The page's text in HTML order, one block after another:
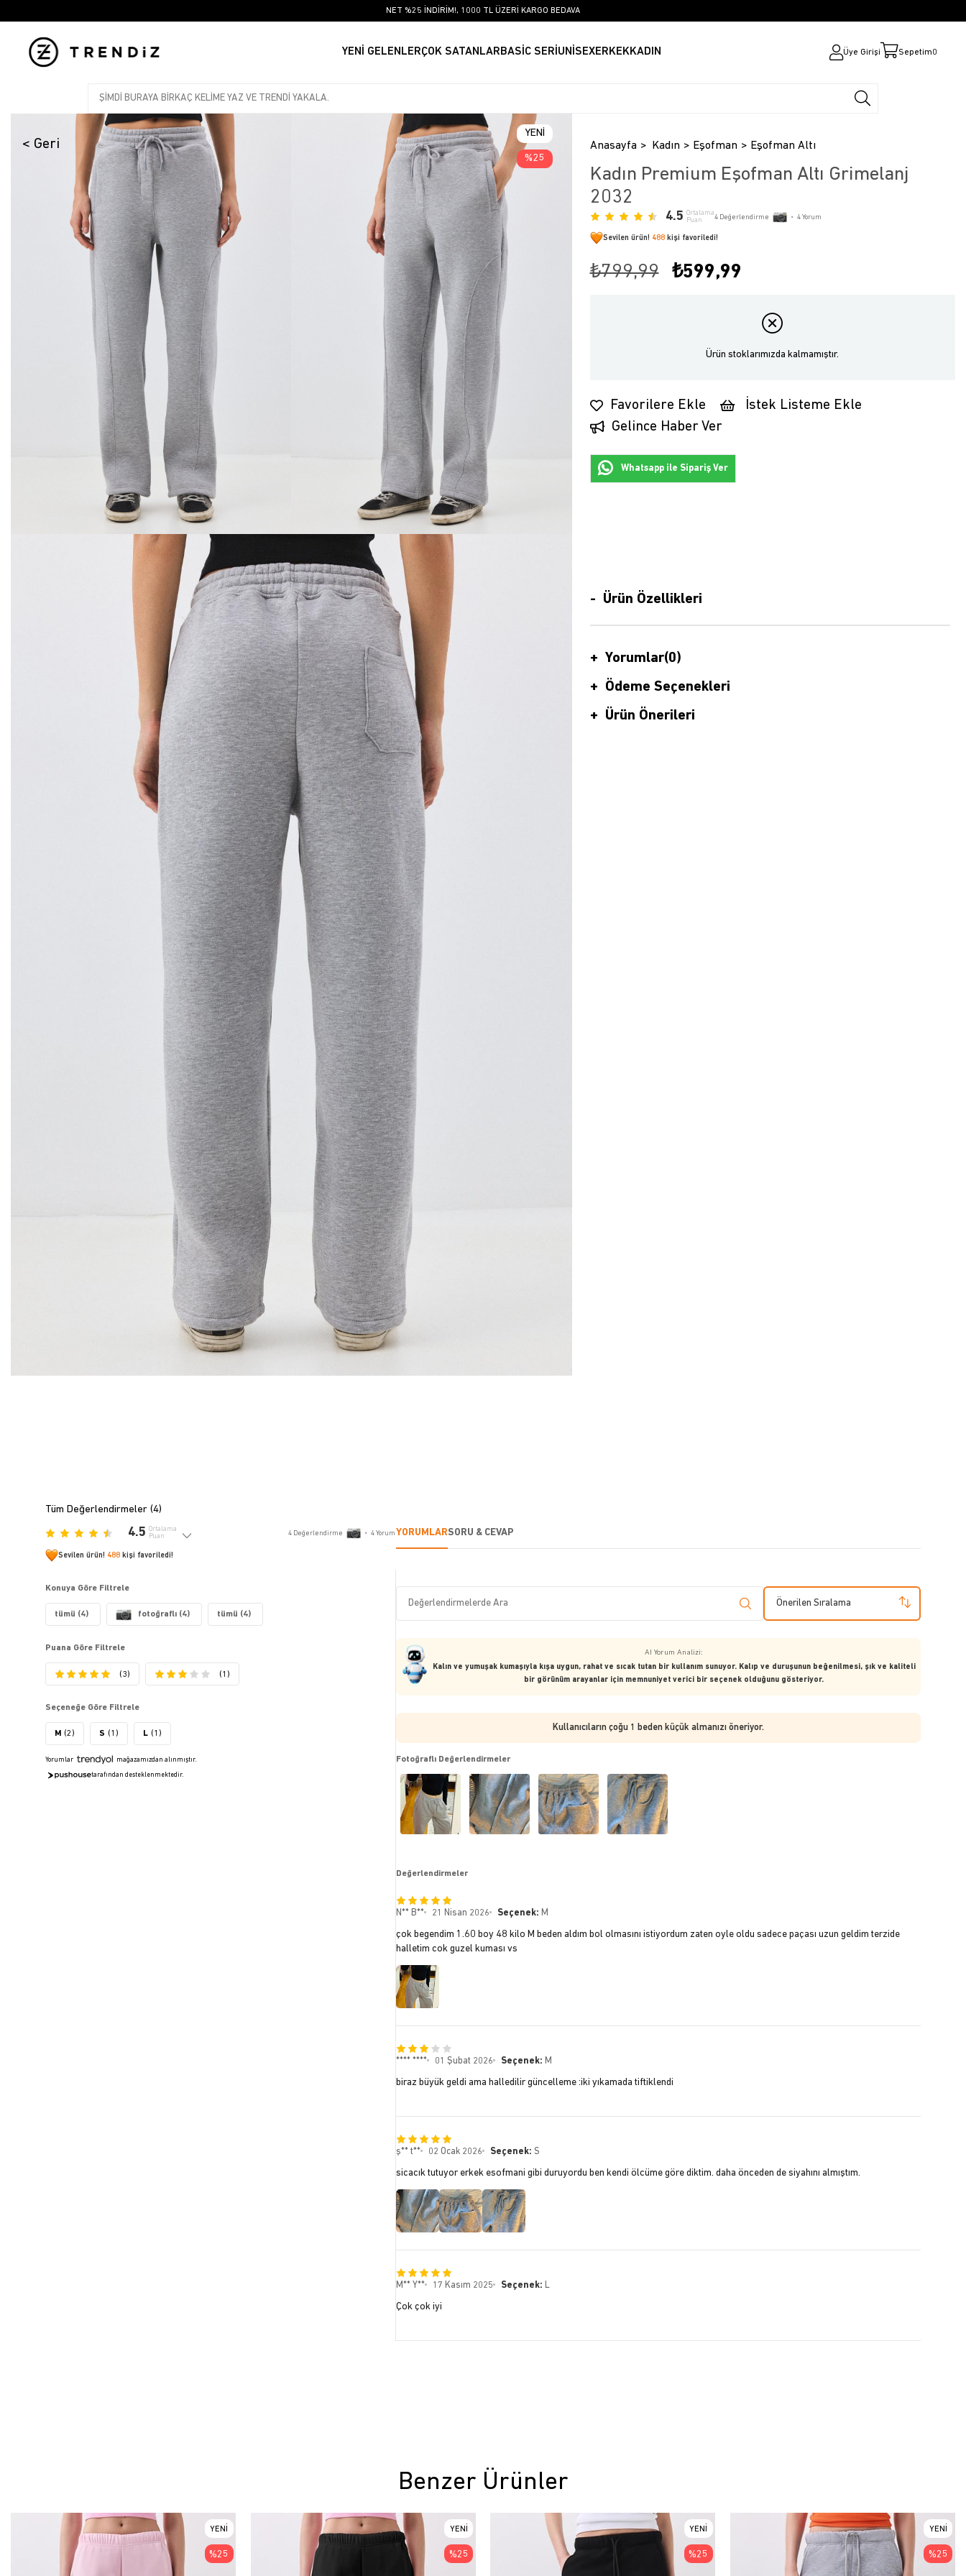
NET %25 İNDİRİM!, 1000 TL ÜZERİ KARGO BEDAVA
YENİ GELENLERÇOK SATANLARBASİC SERİ UNİSEXERKEKKADIN Üye Girişi Sepetim0
YENI
ÜRÜN
25
Anasayfa Kadın Eşofman Eşofman Altı
Kadın Premium Eşofman Altı Grimelanj
2032
4.5 Ortalama
Puan
4Değerlendirme • 4Yorum
Sevilen ürün! 488kişi favoriledi!
₺799,99 ₺599,99
Ürün stoklarımızda kalmamıştır.
Favorilere Ekle
İstek Listeme Ekle
Gelince Haber Ver
Whatsapp ile Sipariş Ver
Ürün Özellikleri
Yorumlar(0)
Ödeme Seçenekleri
Ürün Önerileri
Tüm Değerlendirmeler (4)
4.5 Ortalama
Puan
4Değerlendirme • 4Yorum
Sevilen ürün! 488 kişi favoriledi!
Konuya Göre Filtrele
tümü (4) fotoğraflı (4) tümü (4)
Puana Göre Filtrele
(3) (1)
Seçeneğe Göre Filtrele
M (2) S (1) L (1)
Yorumlar mağazamızdan alınmıştır.
tarafından desteklenmektedir.
YORUMLARSORU & CEVAP
Önerilen Sıralama
AI Yorum Analizi:
Kalın ve yumuşak kumaşıyla kışa uygun, rahat ve sıcak tutan bir kullanım sunuyor. Kalıp ve duruşunun beğenilmesi, şık ve kaliteli
bir görünüm arayanlar için memnuniyet verici bir seçenek olduğunu gösteriyor.
Kullanıcıların çoğu 1 beden küçük almanızı öneriyor.
Fotoğraflı Değerlendirmeler
Değerlendirmeler
N** B** 21 Nisan 2026 Seçenek: M
çok begendim 1.60 boy 48 kilo M beden aldım bol olmasını istiyordum zaten oyle oldu sadece paçası uzun geldim terzide
halletim cok guzel kuması vs
**** **** 01 Şubat 2026 Seçenek: M
biraz büyük geldi ama halledilir güncelleme :iki yıkamada tiftiklendi
ş** t** 02 Ocak 2026 Seçenek: S
sicacık tutuyor erkek esofmani gibi duruyordu ben kendi ölcüme göre diktim. daha önceden de siyahını almıştım.
M** Y** 17 Kasım 2025 Seçenek: L
Çok çok iyi
Benzer Ürünler
YENI
ÜRÜN
%25
YENI
ÜRÜN
%25
YENI
ÜRÜN
%25
YENI
ÜRÜN
%25